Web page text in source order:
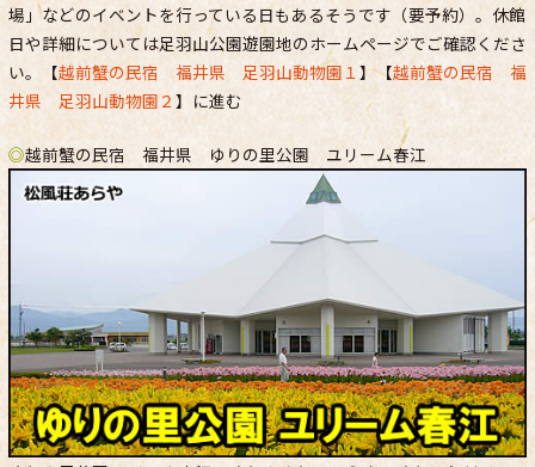
場」などのイベントを行っている日もあるそうです（要予約）。休館
日や詳細については足羽山公園遊園地のホームページでご確認くださ
い。【越前蟹の民宿 福井県 足羽山動物園１】【越前蟹の民宿 福
井県 足羽山動物園２】に進む
◎越前蟹の民宿 福井県 ゆりの里公園 ユリーム春江